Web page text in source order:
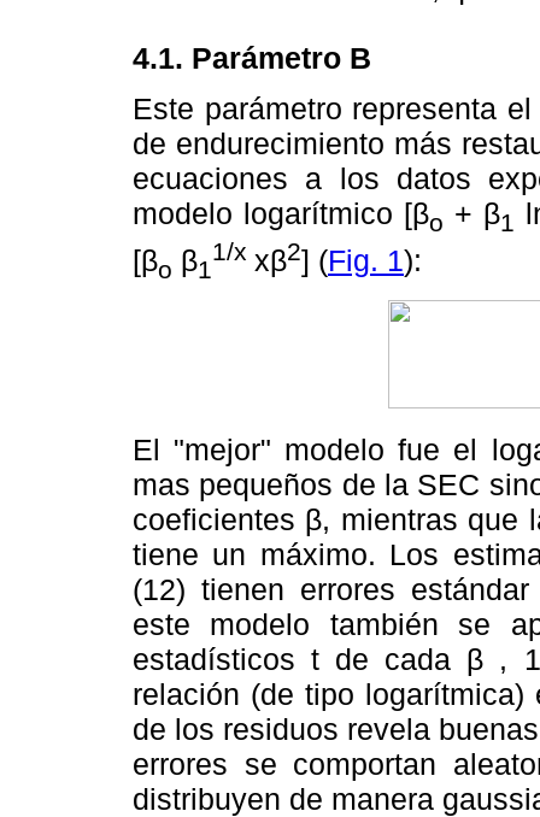
4.1. Parámetro B
Este parámetro representa
de endurecimiento más
ecuaciones a los datos
modelo logarítmico [βo + β1
[βo β1
1/x xβ2] (Fig. 1):
El "mejor" modelo fue el
mas pequeños de la SEC
coeficientes β, mientras que
tiene un máximo. Los
(12) tienen errores
este modelo también se
estadísticos t de cada β ,
relación (de tipo
de los residuos revela
errores se comportan
distribuyen de manera